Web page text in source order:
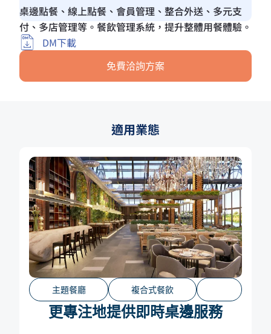
桌邊點餐、線上點餐、會員管理、整合外送、多元支
付、多店管理等。餐飲管理系統，提升整體用餐體驗。
DM下載
免費洽詢方案
適用業態
親子餐廳
多人共享美食討論完馬上點